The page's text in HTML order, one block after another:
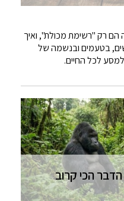
הם רק "רשימת מכולת", ואיך
בטעמים ובנשמה של
למסע לכל החיים.
הכי קרוב